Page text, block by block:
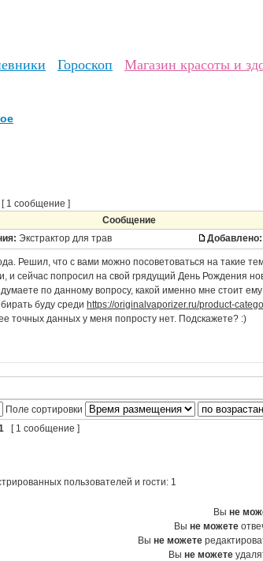
Гороскоп Магазин красоты и
[ 1 сообщение ]
Сообщение
Экстрактор для трав Добавлено:
Решил, что с вами можно посоветоваться на такие
и сейчас попросил на свой грядущий День Рождения
по данному вопросу, какой именно мне стоит
буду среди https://originalvaporizer.ru/product-
точных данных у меня попросту нет. Подскажете? :)
Поле сортировки
[ 1 сообщение ]
пользователей и гости: 1
Вы не
Вы не можете
Вы не можете
Вы не можете